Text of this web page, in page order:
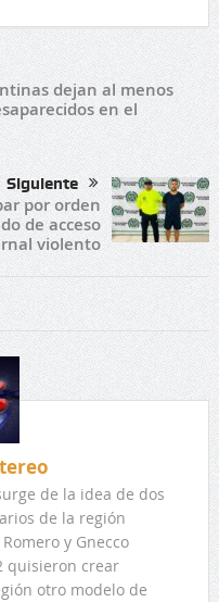
dejan al menos
en el
Siguiente
por orden
de acceso
violento
de la idea de dos
de la región
y Gnecco
quisieron crear
otro modelo de